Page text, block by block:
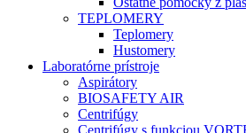
TEPLOMERY
Teplomery
Hustomery
Laboratórne prístroje
Aspirátory
BIOSAFETY AIR
Centrifúgy
Centrifúgy s funkciou